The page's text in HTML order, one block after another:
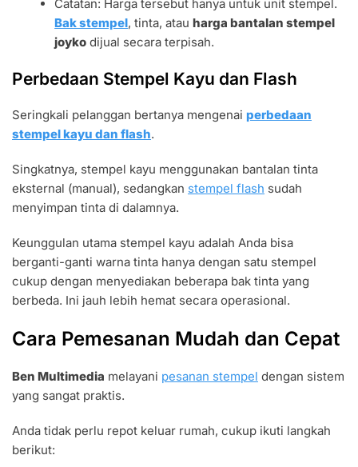
Catatan: Harga tersebut hanya untuk unit stempel.
Bak stempel, tinta, atauharga bantalan stempel
joyko dijual secara terpisah.
Perbedaan Stempel Kayu dan Flash
Seringkali pelanggan bertanya mengenai perbedaan
stempel kayu dan flash.
Singkatnya, stempel kayu menggunakan bantalan tinta
eksternal (manual), sedangkan stempel flash sudah
menyimpan tinta di dalamnya.
Keunggulan utama stempel kayu adalah Anda bisa
berganti-ganti warna tinta hanya dengan satu stempel
cukup dengan menyediakan beberapa bak tinta yang
berbeda. Ini jauh lebih hemat secara operasional.
Cara Pemesanan Mudah dan Cepat
Ben Multimedia melayani pesanan stempel dengan sistem
yang sangat praktis.
Anda tidak perlu repot keluar rumah, cukup ikuti langkah
berikut: